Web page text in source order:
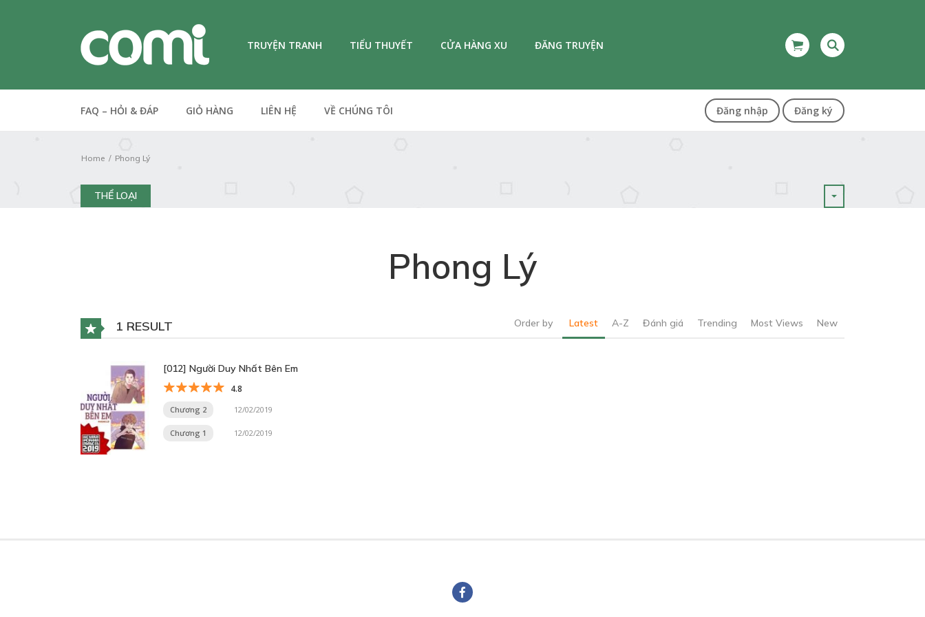
TRUYỆN TRANH TIỂU THUYẾT CỬA HÀNG XU ĐĂNG TRUYỆN
FAQ – HỎI & ĐÁP GIỎ HÀNG LIÊN HỆ VỀ CHÚNG TÔI Đăng nhập Đăng ký
Home Phong Lý
THỂ LOẠI
Phong Lý
1 RESULT Order by Latest A-Z Đánh giá Trending Most Views New
[012] Người Duy Nhất Bên Em
4.8
Chương 2 12/02/2019
Chương 1 12/02/2019